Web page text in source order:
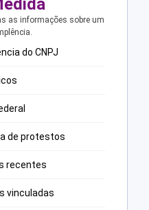
as informações sobre um
do CNPJ
de protestos
recentes
vinculadas